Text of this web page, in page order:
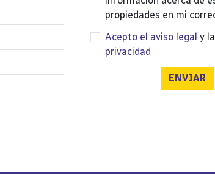
propiedades en mi
Acepto el aviso legal y la
privacidad
ENVIAR